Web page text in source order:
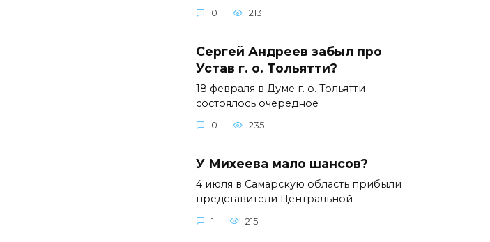
0 213
Сергей Андреев забыл про
Устав г. о. Тольятти?
18 февраля в Думе г. о. Тольятти
состоялось очередное
0 235
У Михеева мало шансов?
4 июля в Самарскую область прибыли
представители Центральной
1 215